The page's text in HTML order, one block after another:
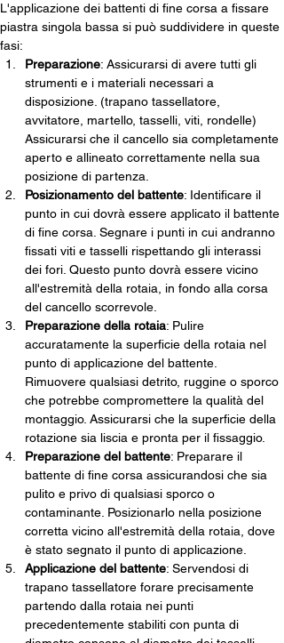
L'applicazione dei battenti di fine corsa a fissare
piastra singola bassa si può suddividere in queste
fasi:
Preparazione: Assicurarsi di avere tutti gli
strumenti e i materiali necessari a
disposizione. (trapano tassellatore,
avvitatore, martello, tasselli, viti, rondelle)
Assicurarsi che il cancello sia completamente
aperto e allineato correttamente nella sua
posizione di partenza.
Posizionamento del battente: Identificare il
punto in cui dovrà essere applicato il battente
di fine corsa. Segnare i punti in cui andranno
fissati viti e tasselli rispettando gli interassi
dei fori. Questo punto dovrà essere vicino
all'estremità della rotaia, in fondo alla corsa
del cancello scorrevole.
Preparazione della rotaia: Pulire
accuratamente la superficie della rotaia nel
punto di applicazione del battente.
Rimuovere qualsiasi detrito, ruggine o sporco
che potrebbe compromettere la qualità del
montaggio. Assicurarsi che la superficie della
rotazione sia liscia e pronta per il fissaggio.
Preparazione del battente: Preparare il
battente di fine corsa assicurandosi che sia
pulito e privo di qualsiasi sporco o
contaminante. Posizionarlo nella posizione
corretta vicino all'estremità della rotaia, dove
è stato segnato il punto di applicazione.
Applicazione del battente: Servendosi di
trapano tassellatore forare precisamente
partendo dalla rotaia nei punti
precedentemente stabiliti con punta di